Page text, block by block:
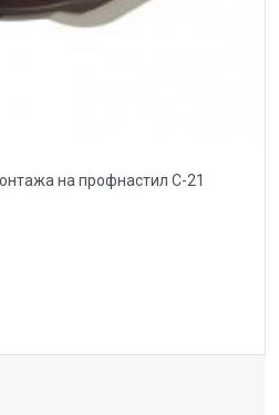
на профнастил С-21